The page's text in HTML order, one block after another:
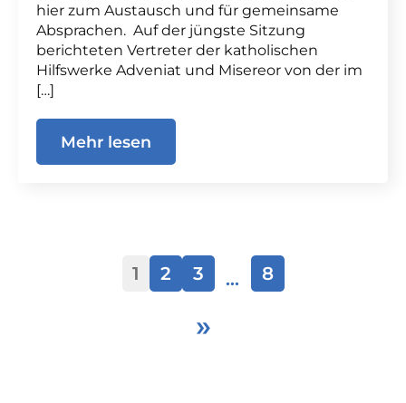
hier zum Austausch und für gemeinsame
Absprachen. Auf der jüngste Sitzung
berichteten Vertreter der katholischen
Hilfswerke Adveniat und Misereor von der im
[…]
Mehr lesen
1 2 3 … 8
»